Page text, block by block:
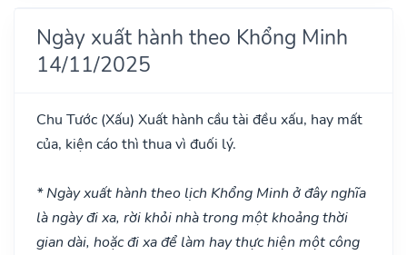
Ngày xuất hành theo Khổng Minh
14/11/2025
Chu Tước (Xấu) Xuất hành cầu tài đều xấu, hay mất
của, kiện cáo thì thua vì đuối lý.
* Ngày xuất hành theo lịch Khổng Minh ở đây nghĩa
là ngày đi xa, rời khỏi nhà trong một khoảng thời
gian dài, hoặc đi xa để làm hay thực hiện một công